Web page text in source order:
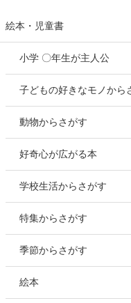
絵本・児童書
小学 〇年生が主人公
子どもの好きなモノから
動物からさがす
好奇心が広がる本
学校生活からさがす
特集からさがす
季節からさがす
絵本